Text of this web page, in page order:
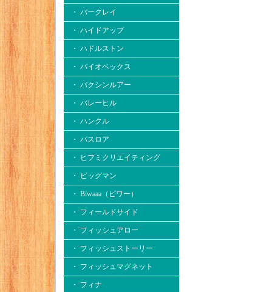
・ バークレイ
・ ハイドアップ
・ ハドルストン
・ バイオベックス
・ バクシンルアー
・ バレーヒル
・ ハンクル
・ バスロア
・ ヒフミクリエイティング
・ ビッグマン
・ Biwaaa（ビワー）
・ フィールドサイド
・ フィッシュアロー
・ フィッシュストーリー
・ フィッシュマグネット
・ フィナ